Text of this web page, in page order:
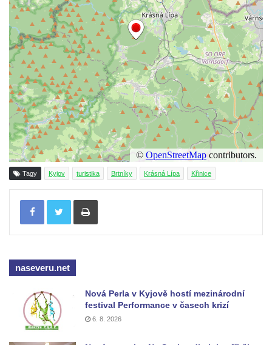
Tagy Kyjov turistika Brtníky Krásná Lípa Křinice
Tisknout
naseveru.net
Nová Perla v Kyjově hostí mezinárodní
festival Performance v časech krizí
6. 8. 2026